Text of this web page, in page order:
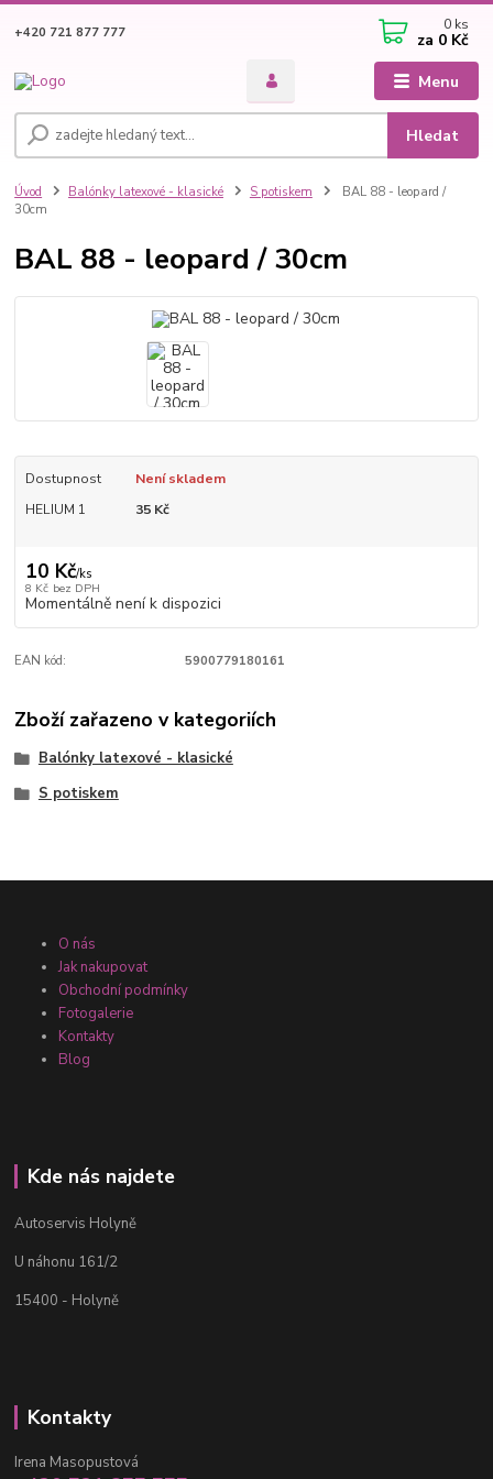
Menu
Hledat
+420 721 877 777 0 ks
za 0 Kč
Úvod Balónky latexové - klasické S potiskem
BAL 88 - leopard /
30cm
BAL 88 - leopard / 30cm
Dostupnost
Není skladem
HELIUM 1
35 Kč
10 Kč/ks
8 Kč bez DPH
Momentálně není k dispozici
EAN kód: 5900779180161
Zboží zařazeno v kategoriích
Balónky latexové - klasické
S potiskem
O nás
Jak nakupovat
Obchodní podmínky
Fotogalerie
Kontakty
Blog
Kde nás najdete
Autoservis Holyně
U náhonu 161/2
15400 - Holyně
Kontakty
Irena Masopustová